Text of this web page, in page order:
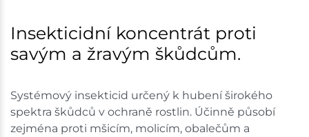
Insekticidní koncentrát proti
savým a žravým škůdcům.
Systémový insekticid určený k hubení širokého
spektra škůdců v ochraně rostlin. Účinně působí
zejména proti mšicím, molicím, obalečům a